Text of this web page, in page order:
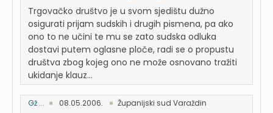
Trgovačko društvo je u svom sjedištu dužno
osigurati prijam sudskih i drugih pismena, pa ako
ono to ne učini te mu se zato sudska odluka
dostavi putem oglasne ploče, radi se o propustu
društva zbog kojeg ono ne može osnovano tražiti
ukidanje klauz...
Gž ... 08.05.2006. Županijski sud Varaždin